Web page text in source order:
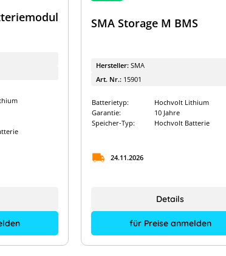
SMA Storage M BMS
Hersteller: SMA
Art. Nr.: 15901
Batterietyp:
Hochvolt Lithium
Garantie:
10 Jahre
Speicher-Typ:
Hochvolt Batterie
24.11.2026
für Preise anmelden
Details